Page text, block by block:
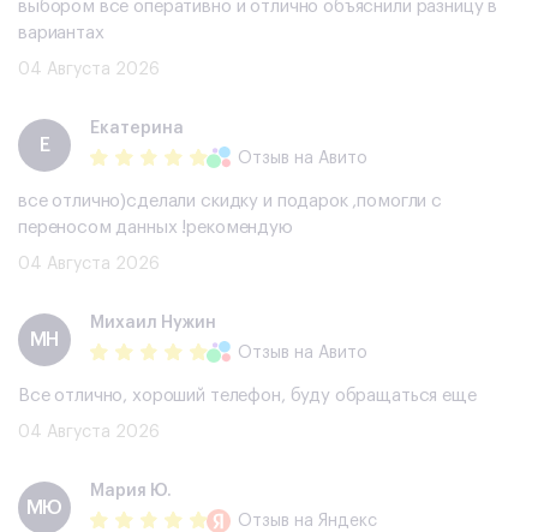
выбором все оперативно и отлично объяснили разницу в
вариантах
04 Августа 2026
Е
Екатерина
Отзыв на Авито
все отлично)сделали скидку и подарок ,помогли с
переносом данных !рекомендую
04 Августа 2026
МН
Михаил Нужин
Отзыв на Авито
Все отлично, хороший телефон, буду обращаться еще
04 Августа 2026
МЮ
Мария Ю.
Отзыв на Яндекс